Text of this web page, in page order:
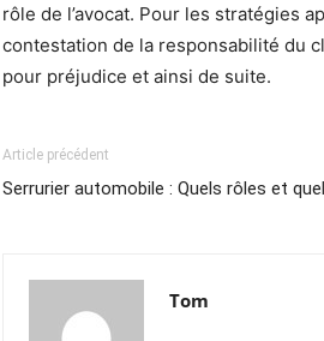
rôle de l’avocat. Pour les stratégies
contestation de la responsabilité du
pour préjudice et ainsi de suite.
Article précédent
Serrurier automobile : Quels rôles et
Tom